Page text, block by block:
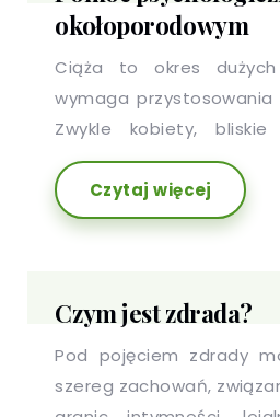
okołoporodowym
Ciąża to okres
wymaga
Zwykle kobiety,
skupiają się w tym
ciałem, natomiast
psychice, jest dużo mniej
Czytaj więcej
Czym jest zdrada?
Pod pojęciem zdrady
szereg zachowań,